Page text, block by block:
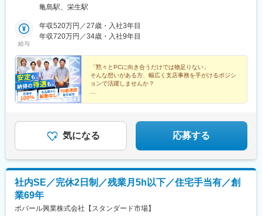
13分※受動喫煙対策：あり（屋内禁煙）
亀島駅、栄生駅
給与
年収520万円／27歳・入社3年目
年収720万円／34歳・入社9年目
「黙々とPCに向き合うだけでは物足りない」
そんな想いがある方、幅広く支店事務を手がけるポジシ
ョンで活躍しませんか？
気になる 応募する
社内SE／完休2日制／残業月5h以下／住宅手当有／創
業69年
ポバール興業株式会社【スタンダード市場】